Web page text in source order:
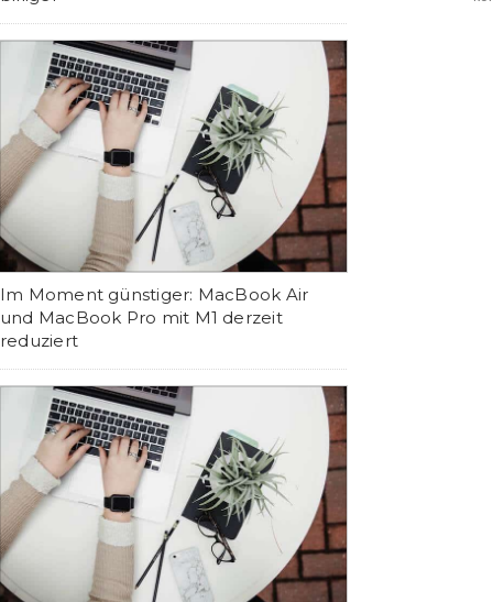
Im Moment günstiger: MacBook Air
und MacBook Pro mit M1 derzeit
reduziert